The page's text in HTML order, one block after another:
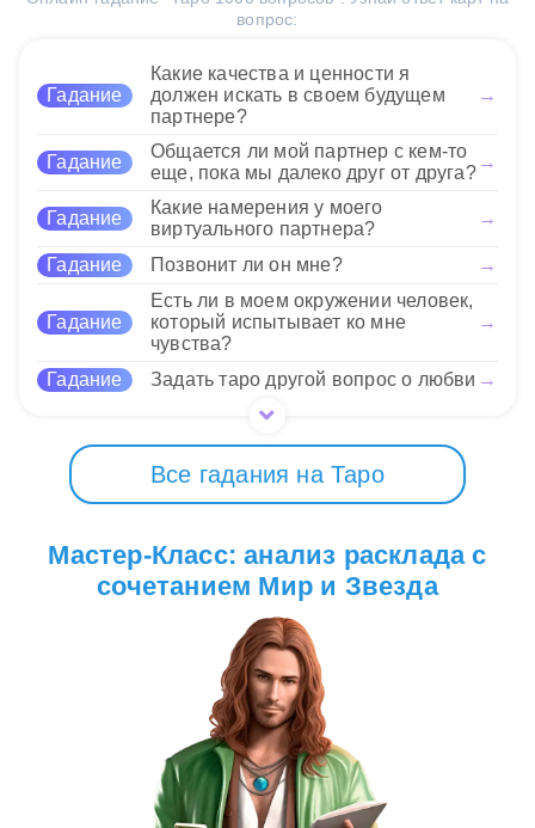
открывая новые горизонты.
вознаграждены. Результат станет не просто
окончанием, а новым началом с множеством
возможностей.
18 Нравится
интуиции. Звезда
своим желаниям, а Мир
подтверждает успех в ваших
стремлениях. Не бойтесь
открывать новые горизонты! Эта пара карт может
указать на возможность перемен в карьере или
приведет к исполнению желаемого.
18 Нравится
вопрос:
Гадание
Какие качества и ценности я
должен искать в своем будущем
партнере?
→
Гадание
Общается ли мой партнер с кем-то
еще, пока мы далеко друг от друга?
→
Гадание
Какие намерения у моего
виртуального партнера?
→
Гадание Позвонит ли он мне? →
Гадание
Есть ли в моем окружении человек,
который испытывает ко мне
чувства?
→
Гадание Задать таро другой вопрос о любви →
Все гадания на Таро
Мастер-Класс: анализ расклада с
сочетанием Мир и Звезда